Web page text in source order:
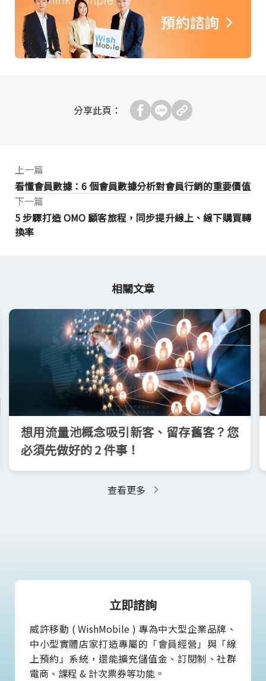
分享此頁：
上一篇
看懂會員數據：6 個會員數據分析對會員行銷的重要價值
5 步驟打造 OMO 顧客旅程，同步提升線上、線下購買轉
換率
下一篇
相關文章
想用流量池概念吸引新客、留存舊客？您
必須先做好的 2 件事！
查看更多
立即諮詢
威許移動 ( WishMobile ) 專為中大型企業品牌、
中小型實體店家打造專屬的「會員經營」與「線
上預約」系統，還能擴充儲值金、訂閱制、社群
電商、課程 & 計次票券等功能。